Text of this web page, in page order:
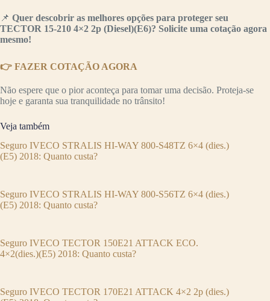
📌 Quer descobrir as melhores opções para proteger seu
TECTOR 15-210 4×2 2p (Diesel)(E6)? Solicite uma cotação agora
mesmo!
👉 FAZER COTAÇÃO AGORA
Não espere que o pior aconteça para tomar uma decisão. Proteja-se
hoje e garanta sua tranquilidade no trânsito!
Veja também
Seguro IVECO STRALIS HI-WAY 800-S48TZ 6×4 (dies.)
(E5) 2018: Quanto custa?
Seguro IVECO STRALIS HI-WAY 800-S56TZ 6×4 (dies.)
(E5) 2018: Quanto custa?
Seguro IVECO TECTOR 150E21 ATTACK ECO.
4×2(dies.)(E5) 2018: Quanto custa?
Seguro IVECO TECTOR 170E21 ATTACK 4×2 2p (dies.)